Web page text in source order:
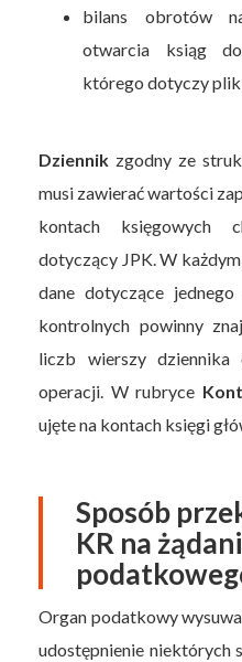
bilans obrotów
otwarcia ksiąg
którego dotyczy plik
Dziennik zgodny ze
musi zawierać wartości
kontach księgowych
dotyczący JPK. W
dane dotyczące
kontrolnych powinny
liczb wierszy
operacji. W rubryce
ujęte na kontach księgi
Sposób
KR na
Organ podatkowy
udostępnienie niektórych